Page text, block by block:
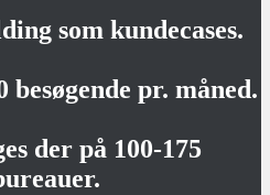
som kundecases.
besøgende pr. måned.
der på 100-175